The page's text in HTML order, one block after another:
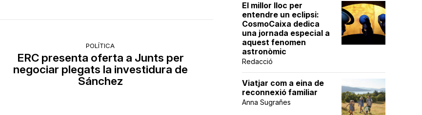
POLÍTICA
ERC presenta oferta a Junts per
negociar plegats la investidura de
Sánchez
El millor lloc per
entendre un eclipsi:
CosmoCaixa dedica
una jornada especial a
aquest fenomen
astronòmic
Redacció
Viatjar com a eina de
reconnexió familiar
Anna Sugrañes